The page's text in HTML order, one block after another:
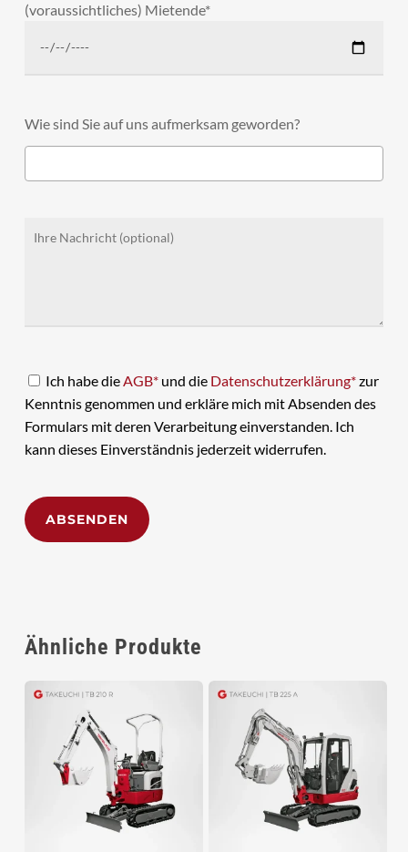
(voraussichtliches) Mietende*
Wie sind Sie auf uns aufmerksam geworden?
Ich habe dieAGB*und die Datenschutzerklärung*zur
Kenntnis genommen und erkläre mich mit Absenden des
Formulars mit deren Verarbeitung einverstanden. Ich
kann dieses Einverständnis jederzeit widerrufen.
Ähnliche Produkte